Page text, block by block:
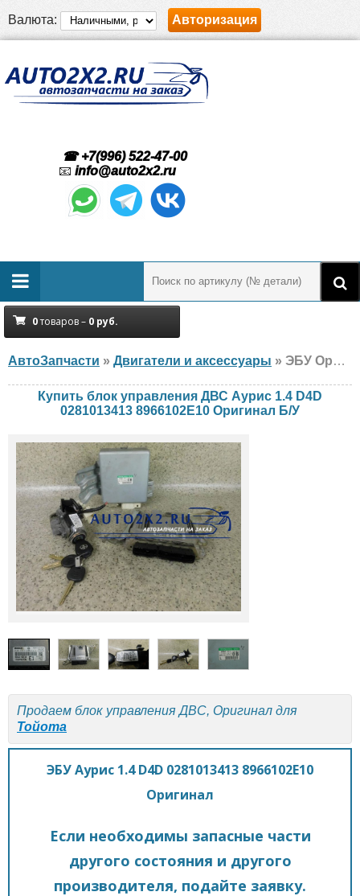
Валюта: Авторизация
☎ +7(996) 522-47-00
📧 info@auto2x2.ru
0товаров – 0 руб.
АвтоЗапчасти » Двигатели и аксессуары » ЭБУ Оригинал Аурис 1.4 D4D 0281013413 8966102E10 Тойота, Б/У
Купить блок управления ДВС Аурис 1.4 D4D
0281013413 8966102E10 Оригинал Б/У
Продаем блок управления ДВС, Оригинал для
Тойота
ЭБУ Аурис 1.4 D4D 0281013413 8966102E10
Оригинал
Если необходимы запасные части
другого состояния и другого
производителя, подайте заявку.